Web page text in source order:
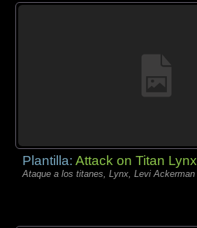
Plantilla:Attack on Titan Lynx
Ataque a los titanes, Lynx, Levi Ackerman